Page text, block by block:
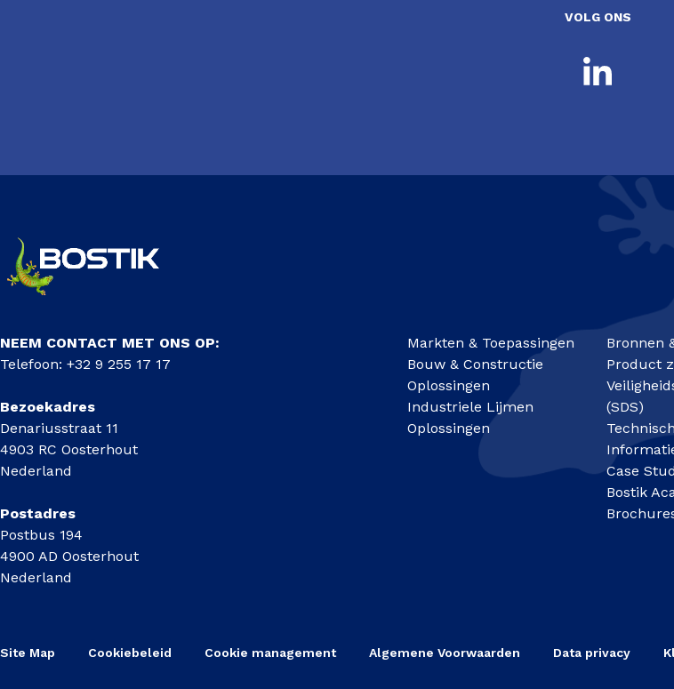
VOLG ONS
NEEM CONTACT MET ONS OP:
Telefoon: +32 9 255 17 17
Bezoekadres
Denariusstraat 11
4903 RC Oosterhout
Nederland
Postadres
Postbus 194
4900 AD Oosterhout
Nederland
Markten & Toepassingen
Bouw & Constructie
Oplossingen
Industriele Lijmen
Oplossingen
Bronnen
Product
(SDS)
Case
Bostik
Site Map Cookiebeleid Cookie management Algemene Voorwaarden Data privacy